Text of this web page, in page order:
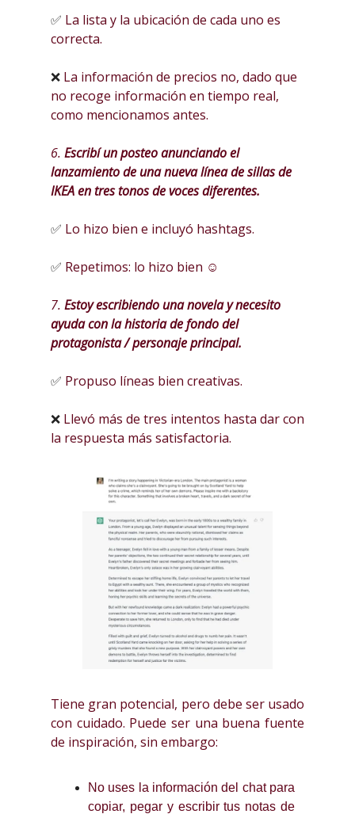
✅ La lista y la ubicación de cada uno es
correcta.
❌ La información de precios no, dado que
no recoge información en tiempo real,
como mencionamos antes.
6. Escribí un posteo anunciando el
lanzamiento de una nueva línea de sillas de
IKEA en tres tonos de voces diferentes.
✅ Lo hizo bien e incluyó hashtags.
✅ Repetimos: lo hizo bien ☺
7. Estoy escribiendo una novela y necesito
ayuda con la historia de fondo del
protagonista / personaje principal.
✅ Propuso líneas bien creativas.
❌ Llevó más de tres intentos hasta dar con
la respuesta más satisfactoria.
Tiene gran potencial, pero debe ser usado
con cuidado. Puede ser una buena fuente
de inspiración, sin embargo:
No uses la información del chat para
copiar, pegar y escribir tus notas de